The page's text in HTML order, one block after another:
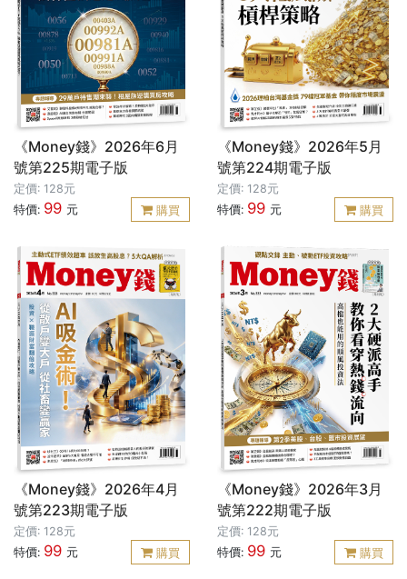
《Money錢》2026年6月
號第225期電子版
定價: 128元
特價: 99 元 購買
《Money錢》2026年5月
號第224期電子版
定價: 128元
特價: 99 元 購買
《Money錢》2026年4月
號第223期電子版
定價: 128元
特價: 99 元 購買
《Money錢》2026年3月
號第222期電子版
定價: 128元
特價: 99 元 購買